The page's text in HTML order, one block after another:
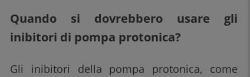
Quando si dovrebbero usare gli
inibitori di pompa protonica?
Gli inibitori della pompa protonica, come